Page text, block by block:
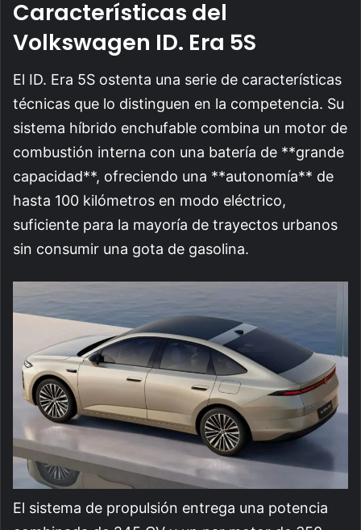
Características del
Volkswagen ID. Era 5S
El ID. Era 5S ostenta una serie de características
técnicas que lo distinguen en la competencia. Su
sistema híbrido enchufable combina un motor de
combustión interna con una batería de **grande
capacidad**, ofreciendo una **autonomía** de
hasta 100 kilómetros en modo eléctrico,
suficiente para la mayoría de trayectos urbanos
sin consumir una gota de gasolina.
El sistema de propulsión entrega una potencia